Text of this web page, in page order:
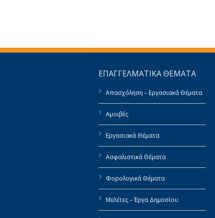
ΕΠΑΓΓΕΛΜΑΤΙΚΑ ΘΕΜΑΤΑ
Απασχόληση – Εργασιακά Θέματα
Αμοιβές
Εργασιακά Θέματα
Ασφαλιστικά Θέματα
Φορολογικά Θέματα
Μελέτες – Έργα Δημοσίου